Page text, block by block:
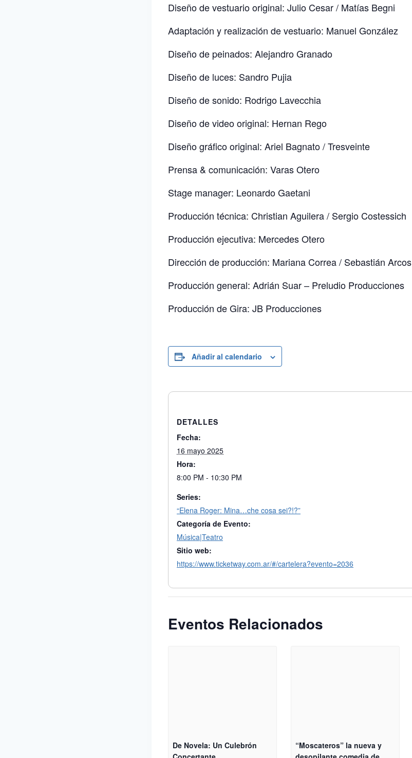
Diseño de vestuario original: Julio Cesar / Matías Begni
Adaptación y realización de vestuario: Manuel González
Diseño de peinados: Alejandro Granado
Diseño de luces: Sandro Pujia
Diseño de sonido: Rodrigo Lavecchia
Diseño de video original: Hernan Rego
Diseño gráfico original: Ariel Bagnato / Tresveinte
Prensa & comunicación: Varas Otero
Stage manager: Leonardo Gaetani
Producción técnica: Christian Aguilera / Sergio Costessich
Producción ejecutiva: Mercedes Otero
Dirección de producción: Mariana Correa / Sebastián Arcos
Producción general: Adrián Suar – Preludio Producciones
Producción de Gira: JB Producciones
Añadir al calendario
DETALLES
Fecha:
16 mayo 2025
Hora:
8:00 PM - 10:30 PM
Series:
“Elena Roger: Mina…che cosa sei?!?”
Categoría de Evento:
Música|Teatro
Sitio web:
https://www.ticketway.com.ar/#/cartelera?evento=2036
Eventos Relacionados
De Novela: Un Culebrón
“Moscateros” la nueva y